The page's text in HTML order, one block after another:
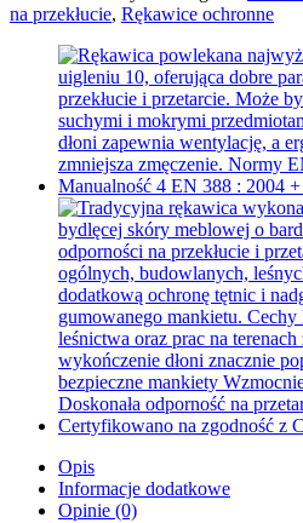
na przekłucie, Rękawice ochronne
Opis
Informacje dodatkowe
Opinie (0)